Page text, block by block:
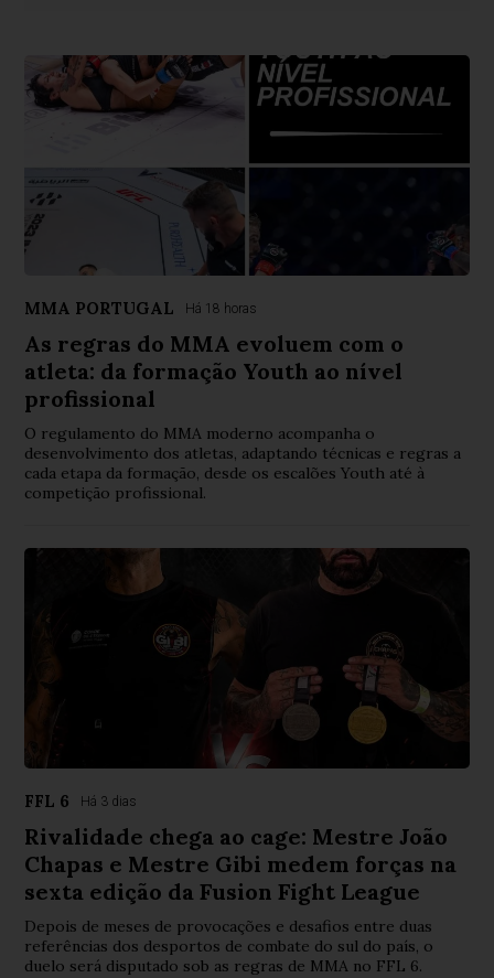
MMA PORTUGAL Há 18 horas
As regras do MMA evoluem com o
atleta: da formação Youth ao nível
profissional
O regulamento do MMA moderno acompanha o
desenvolvimento dos atletas, adaptando técnicas e regras a
cada etapa da formação, desde os escalões Youth até à
competição profissional.
FFL 6 Há 3 dias
Rivalidade chega ao cage: Mestre João
Chapas e Mestre Gibi medem forças na
sexta edição da Fusion Fight League
Depois de meses de provocações e desafios entre duas
referências dos desportos de combate do sul do país, o
duelo será disputado sob as regras de MMA no FFL 6.